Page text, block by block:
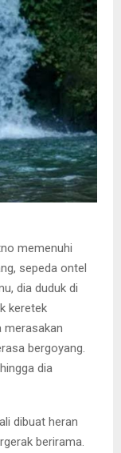
memenuhi
sepeda ontel
dia duduk di
keretek
merasakan
bergoyang.
dia
dibuat heran
berirama.